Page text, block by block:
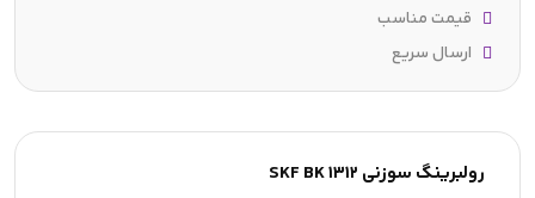
رولبرینگ سوزنی SKF BK 1312
قیمت مناسب
ارسال سریع